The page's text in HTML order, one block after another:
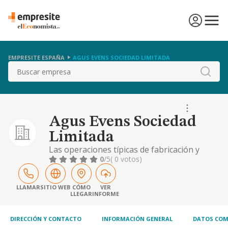
EMPRESITE ESPAÑA AGUS EVENS SOCIEDAD LIMITADA
Buscar
Agus Evens Sociedad
Limitada
Las operaciones típicas de fabricación y
comercialización de pantallas para lámparas
y demás instrumentos de iluminación; así
como toda clase de artículos y componentes
relacionados con lo anterior.
0/5( 0 votos)
LLAMARSITIO WEB CÓMO
LLEGAR
VER
INFORME
DIRECCIÓN Y CONTACTO INFORMACIÓN GENERAL DATOS